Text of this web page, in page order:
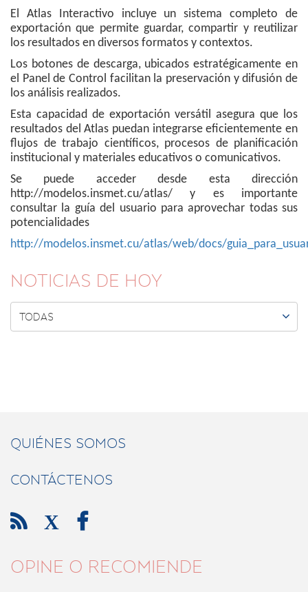
El Atlas Interactivo incluye un sistema completo de
exportación que permite guardar, compartir y reutilizar
los resultados en diversos formatos y contextos.
Los botones de descarga, ubicados estratégicamente en
el Panel de Control facilitan la preservación y difusión de
los análisis realizados.
Esta capacidad de exportación versátil asegura que los
resultados del Atlas puedan integrarse eficientemente en
flujos de trabajo científicos, procesos de planificación
institucional y materiales educativos o comunicativos.
Se puede acceder desde esta dirección
http://modelos.insmet.cu/atlas/ y es importante
consultar la guía del usuario para aprovechar todas sus
potencialidades
http://modelos.insmet.cu/atlas/web/docs/
NOTICIAS DE HOY
TODAS 
QUIÉNES SOMOS
CONTÁCTENOS
 X 
OPINE O RECOMIENDE